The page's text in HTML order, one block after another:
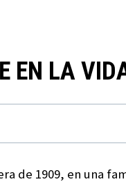
EN LA
de 1909, en una